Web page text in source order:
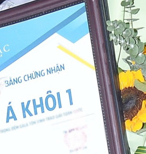
cô như một tiên nữ giáng trần.
Ngọc Diễm – Thùy Dung – Thủy
thương và tình chị em hiếm có trong
có ngôi trường nào sở hữu mạng lưới các
Đại học Ngoại thương. Nhân kỷ niệm ngày
hậu Ngọc Diễm cùng hai đàn em là Á hậu
Tiên đã thực hiện bộ ảnh chung như một lời
xưa – nơi đặt viên gạch đầu tiên cho hành